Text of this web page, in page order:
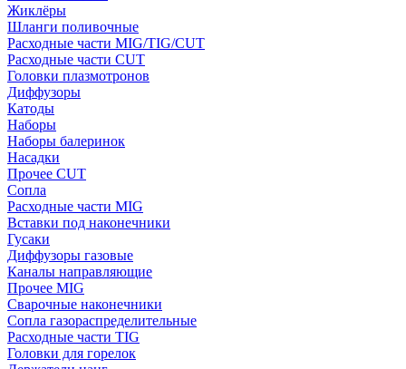
Жиклёры
Шланги поливочные
Расходные части MIG/TIG/CUT
Расходные части CUT
Головки плазмотронов
Диффузоры
Катоды
Наборы
Наборы балеринок
Насадки
Прочее CUT
Сопла
Расходные части MIG
Вставки под наконечники
Гусаки
Диффузоры газовые
Каналы направляющие
Прочее MIG
Сварочные наконечники
Сопла газораспределительные
Расходные части TIG
Головки для горелок